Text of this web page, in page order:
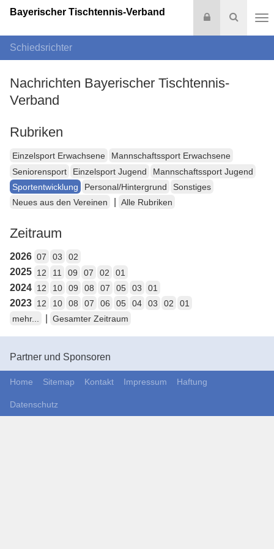
Suche
Login
Bayerischer Tischtennis-Verband
Schiedsrichter
Nachrichten Bayerischer Tischtennis-
Verband
Rubriken
Einzelsport Erwachsene
Mannschaftssport Erwachsene
Seniorensport
Einzelsport Jugend
Mannschaftssport Jugend
Sportentwicklung
Personal/Hintergrund
Sonstiges
Neues aus den Vereinen
Alle Rubriken
Zeitraum
2026 07 03 02
2025 12 11 09 07 02 01
2024 12 10 09 08 07 05 03 01
2023 12 10 08 07 06 05 04 03 02
01
mehr...
Gesamter Zeitraum
Partner und Sponsoren
Home Sitemap Kontakt Impressum Haftung
Datenschutz